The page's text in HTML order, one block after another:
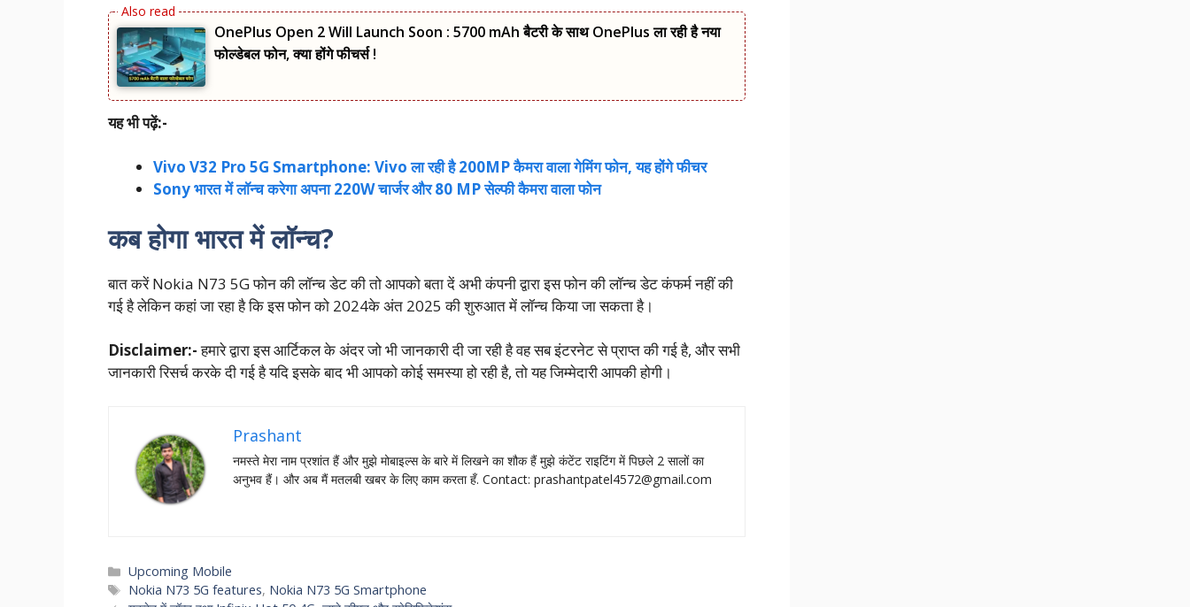
OnePlus Open 2 Will Launch Soon : 5700 mAh बैटरी के साथ OnePlus ला रही है नया
फोल्डेबल फोन, क्या होंगे फीचर्स !
यह भी पढ़ें:-
Vivo V32 Pro 5G Smartphone: Vivo ला रही है 200MP कैमरा वाला गेमिंग फोन, यह होंगे फीचर
Sony भारत में लॉन्च करेगा अपना 220W चार्जर और 80 MP सेल्फी कैमरा वाला फोन
कब होगा भारत में लॉन्च?
बात करें Nokia N73 5G फोन की लॉन्च डेट की तो आपको बता दें अभी कंपनी द्वारा इस फोन की लॉन्च डेट कंफर्म नहीं की
गई है लेकिन कहां जा रहा है कि इस फोन को 2024के अंत 2025 की शुरुआत में लॉन्च किया जा सकता है।
Disclaimer:-हमारे द्वारा इस आर्टिकल के अंदर जो भी जानकारी दी जा रही है वह सब इंटरनेट से प्राप्त की गई है, और सभी
जानकारी रिसर्च करके दी गई है यदि इसके बाद भी आपको कोई समस्या हो रही है, तो यह जिम्मेदारी आपकी होगी।
Prashant
नमस्‍ते मेरा नाम प्रशांत हैं और मुझे मोबाइल्‍स के बारे में लिखने का शौक हैं मुझे कंटेंट राइटिंग में पिछले 2 सालों का
अनुभव हैं। और अब मैं मतलबी खबर के लिए काम करता हँ. Contact: prashantpatel4572@gmail.com
Categories
Upcoming Mobile
Tags
Nokia N73 5G features, Nokia N73 5G Smartphone